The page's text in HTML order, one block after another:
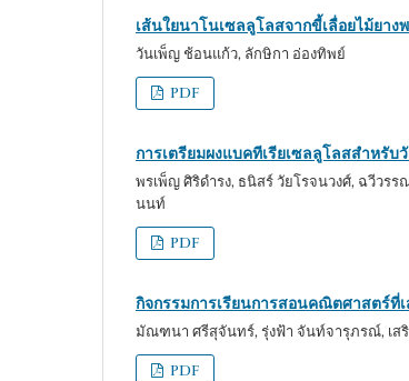
เส้นใยนาโนเซลลูโลสจากขี้เลื่อยไม้ยา
วันเพ็ญ ช้อนแก้ว, ลักษิกา อ่องทิพย์
PDF
การเตรียมผงแบคทีเรียเซลลูโลสสำหรับ
พรเพ็ญ ศิริดำรง, ธนิสร์ วัยโรจนวงศ์, ฉวีวร
นนท์
PDF
กิจกรรมการเรียนการสอนคณิตศาสตร์ที่
มัณฑนา ศรีสุจันทร์, รุ่งฟ้า จันท์จารุภรณ์, เส
PDF